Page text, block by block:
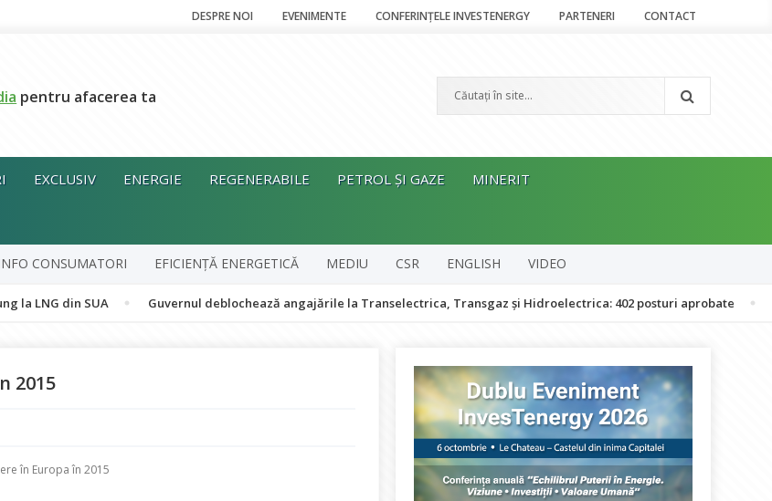
DESPRE NOI EVENIMENTE CONFERINȚELE INVESTENERGY PARTENERI CONTACT
pentru afacerea ta
EXCLUSIV ENERGIE REGENERABILE PETROL ȘI GAZE MINERIT
CONSUMATORI EFICIENȚĂ ENERGETICĂ MEDIU CSR ENGLISH VIDEO
din SUA Guvernul deblochează angajările la Transelectrica, Transgaz și Hidroelectrica: 402 posturi aprobate
2015
în Europa în 2015